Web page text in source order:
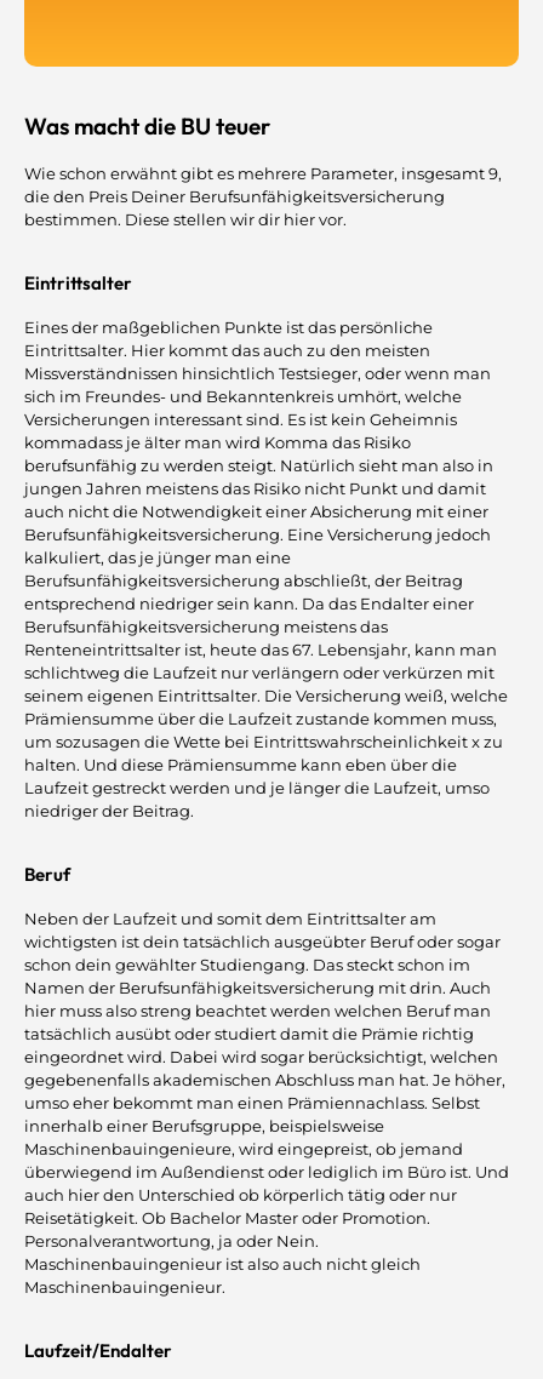
Was macht die BU teuer
Wie schon erwähnt gibt es mehrere Parameter, insgesamt 9,
die den Preis Deiner Berufsunfähigkeitsversicherung
bestimmen. Diese stellen wir dir hier vor.
Eintrittsalter
Eines der maßgeblichen Punkte ist das persönliche
Eintrittsalter. Hier kommt das auch zu den meisten
Missverständnissen hinsichtlich Testsieger, oder wenn man
sich im Freundes- und Bekanntenkreis umhört, welche
Versicherungen interessant sind. Es ist kein Geheimnis
kommadass je älter man wird Komma das Risiko
berufsunfähig zu werden steigt. Natürlich sieht man also in
jungen Jahren meistens das Risiko nicht Punkt und damit
auch nicht die Notwendigkeit einer Absicherung mit einer
Berufsunfähigkeitsversicherung. Eine Versicherung jedoch
kalkuliert, das je jünger man eine
Berufsunfähigkeitsversicherung abschließt, der Beitrag
entsprechend niedriger sein kann. Da das Endalter einer
Berufsunfähigkeitsversicherung meistens das
Renteneintrittsalter ist, heute das 67. Lebensjahr, kann man
schlichtweg die Laufzeit nur verlängern oder verkürzen mit
seinem eigenen Eintrittsalter. Die Versicherung weiß, welche
Prämiensumme über die Laufzeit zustande kommen muss,
um sozusagen die Wette bei Eintrittswahrscheinlichkeit x zu
halten. Und diese Prämiensumme kann eben über die
Laufzeit gestreckt werden und je länger die Laufzeit, umso
niedriger der Beitrag.
Beruf
Neben der Laufzeit und somit dem Eintrittsalter am
wichtigsten ist dein tatsächlich ausgeübter Beruf oder sogar
schon dein gewählter Studiengang. Das steckt schon im
Namen der Berufsunfähigkeitsversicherung mit drin. Auch
hier muss also streng beachtet werden welchen Beruf man
tatsächlich ausübt oder studiert damit die Prämie richtig
eingeordnet wird. Dabei wird sogar berücksichtigt, welchen
gegebenenfalls akademischen Abschluss man hat. Je höher,
umso eher bekommt man einen Prämiennachlass. Selbst
innerhalb einer Berufsgruppe, beispielsweise
Maschinenbauingenieure, wird eingepreist, ob jemand
überwiegend im Außendienst oder lediglich im Büro ist. Und
auch hier den Unterschied ob körperlich tätig oder nur
Reisetätigkeit. Ob Bachelor Master oder Promotion.
Personalverantwortung, ja oder Nein.
Maschinenbauingenieur ist also auch nicht gleich
Maschinenbauingenieur.
Laufzeit/Endalter